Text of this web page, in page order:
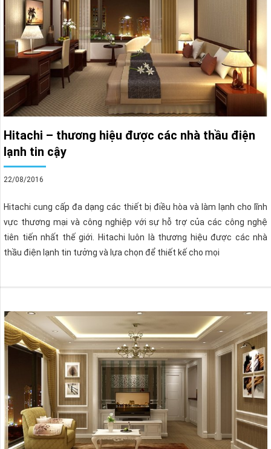
Hitachi – thương hiệu được các nhà thầu điện
lạnh tin cậy
22/08/2016
Hitachi cung cấp đa dạng các thiết bị điều hòa và làm lạnh cho lĩnh
vực thương mại và công nghiệp với sự hỗ trợ của các công nghệ
tiên tiến nhất thế giới. Hitachi luôn là thương hiệu được các nhà
thầu điện lạnh tin tưởng và lựa chọn để thiết kế cho mọi